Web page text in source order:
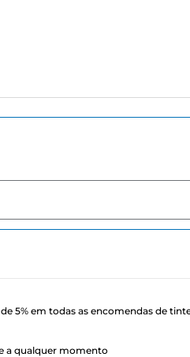
5% em todas as encomendas de
a qualquer momento